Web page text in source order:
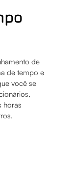
de
de tempo e
você se
horas